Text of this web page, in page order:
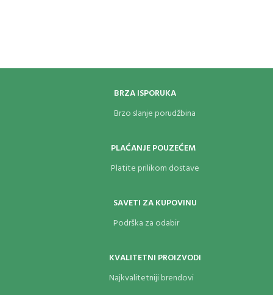
BRZA ISPORUKA
Brzo slanje porudžbina
PLAĆANJE POUZEĆEM
Platite prilikom dostave
SAVETI ZA KUPOVINU
Podrška za odabir
KVALITETNI PROIZVODI
Najkvalitetniji brendovi